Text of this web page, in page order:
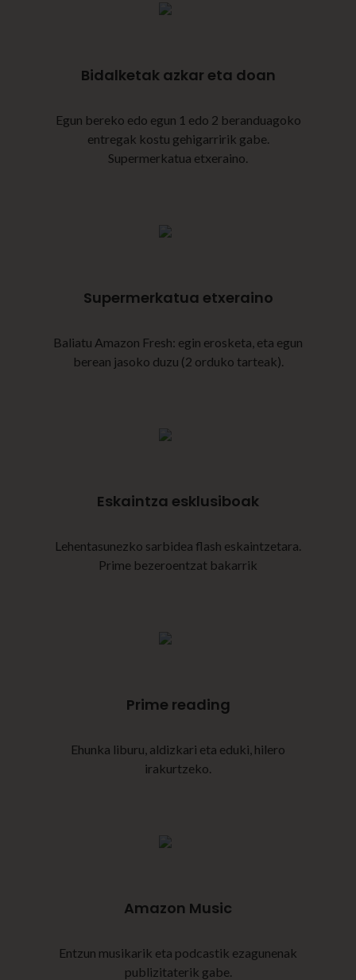
Bidalketak azkar eta doan
Egun bereko edo egun 1 edo 2 beranduagoko
entregak kostu gehigarririk gabe.
Supermerkatua etxeraino.
Supermerkatua etxeraino
Baliatu Amazon Fresh: egin erosketa, eta egun
berean jasoko duzu (2 orduko tarteak).
Eskaintza esklusiboak
Lehentasunezko sarbidea flash eskaintzetara.
Prime bezeroentzat bakarrik
Prime reading
Ehunka liburu, aldizkari eta eduki, hilero
irakurtzeko.
Amazon Music
Entzun musikarik eta podcastik ezagunenak
publizitaterik gabe.